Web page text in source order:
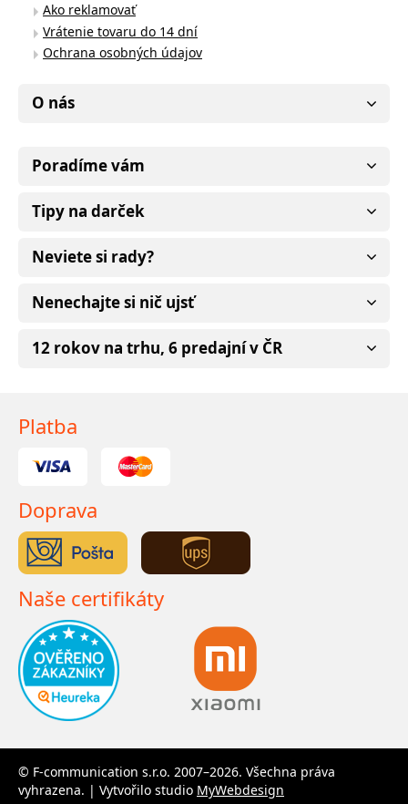
Ako reklamovať
Vrátenie tovaru do 14 dní
Ochrana osobných údajov
O nás
Poradíme vám
Tipy na darček
Neviete si rady?
Nenechajte si nič ujsť
12 rokov na trhu, 6 predajní v ČR
Platba
Doprava
Naše certifikáty
© F-communication s.r.o. 2007–2026. Všechna práva
vyhrazena. | Vytvořilo studio MyWebdesign